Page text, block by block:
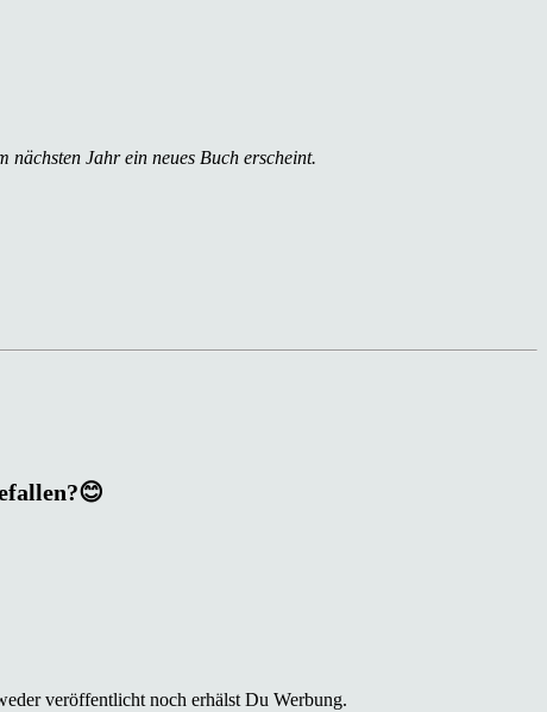
nächsten Jahr ein neues Buch erscheint.
veröffentlicht noch erhälst Du Werbung.